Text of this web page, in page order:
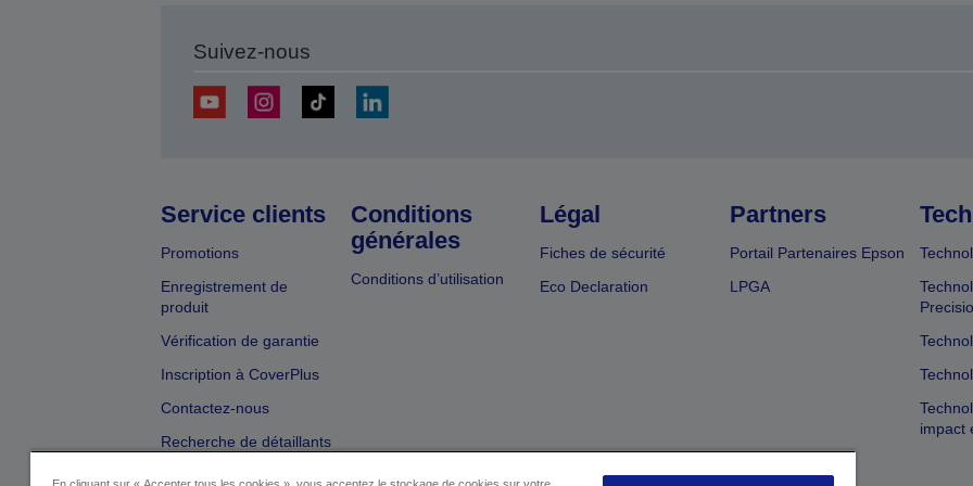
Suivez-nous
Service clients
Promotions
Enregistrement de
produit
Vérification de garantie
Inscription à CoverPlus
Contactez-nous
Recherche de détaillants
Conditions
générales
Conditions d’utilisation
Légal
Fiches de sécurité
Eco Declaration
Partners
Portail Partenaires Epson
LPGA
impact